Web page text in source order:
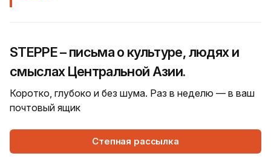
STEPPE – письма о культуре, людях и
смыслах Центральной Азии.
Коротко, глубоко и без шума. Раз в неделю — в ваш
почтовый ящик
Степная рассылка